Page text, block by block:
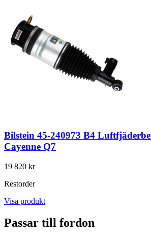
Bilstein 45-240973 B4
Cayenne Q7
19 820 kr
Restorder
Visa produkt
Passar till fordon